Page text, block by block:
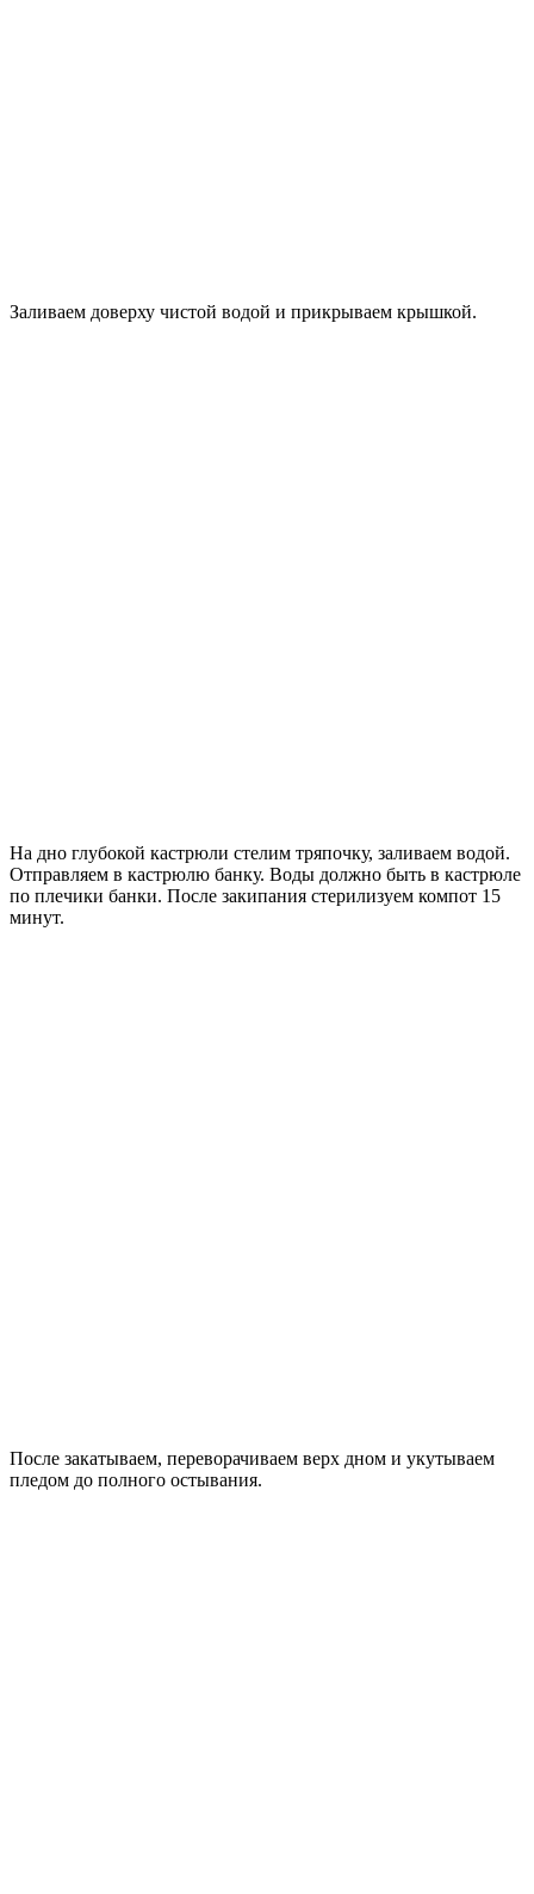
Заливаем доверху чистой водой и прикрываем крышкой.
На дно глубокой кастрюли стелим тряпочку, заливаем водой.
Отправляем в кастрюлю банку. Воды должно быть в кастрюле
по плечики банки. После закипания стерилизуем компот 15
минут.
После закатываем, переворачиваем верх дном и укутываем
пледом до полного остывания.